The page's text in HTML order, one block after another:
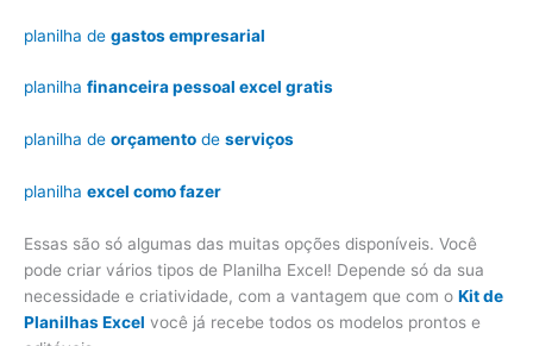
planilha de gastos empresarial
planilha financeira pessoal excel gratis
planilha de orçamento de serviços
planilha excel como fazer
Essas são só algumas das muitas opções disponíveis. Você
pode criar vários tipos de Planilha Excel! Depende só da sua
necessidade e criatividade, com a vantagem que com o Kit de
Planilhas Excel você já recebe todos os modelos prontos e